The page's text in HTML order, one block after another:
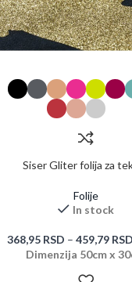
Siser Gliter folija za
Folije
In stock
368,95 RSD – 459,79 RSD
Dimenzija 50cm x